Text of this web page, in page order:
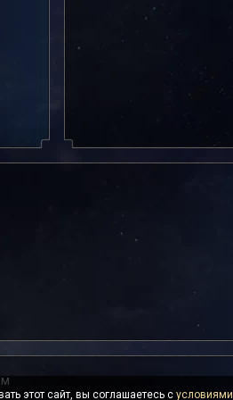
этот сайт, вы соглашаетесь с условиями